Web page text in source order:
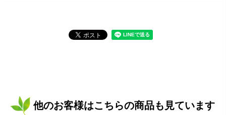
他のお客様はこちらの商品も見ています